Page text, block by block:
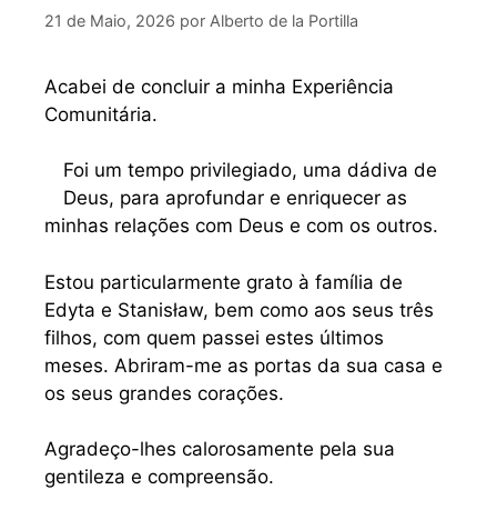
21 de Maio, 2026 por Alberto de la Portilla
Acabei de concluir a minha Experiência
Comunitária.
Foi um tempo privilegiado, uma dádiva de
Deus, para aprofundar e enriquecer as
minhas relações com Deus e com os outros.
Estou particularmente grato à família de
Edyta e Stanisław, bem como aos seus três
filhos, com quem passei estes últimos
meses. Abriram-me as portas da sua casa e
os seus grandes corações.
Agradeço-lhes calorosamente pela sua
gentileza e compreensão.